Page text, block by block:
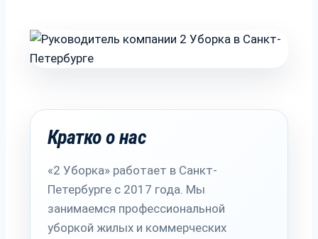
Кратко о нас
«2 Уборка» работает в Санкт-
Петербурге с 2017 года. Мы
занимаемся профессиональной
уборкой жилых и коммерческих